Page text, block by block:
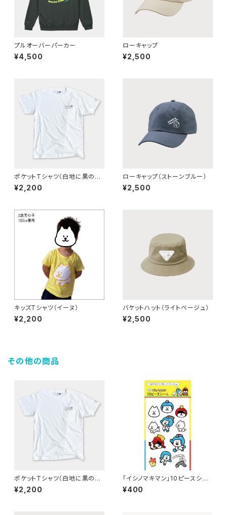
プルオーバーパーカー
¥4,500
ローキャップ
¥2,500
ポケットTシャツ（白地に黒のデ
ザイン）
¥2,200
ローキャップ（ストーンブルー）
¥2,500
キッズTシャツ（イーヌ）
¥2,200
バケットハット（ライトベージュ）
¥2,500
その他の商品
ポケットTシャツ（白地に黒のデ
ザイン）
¥2,200
「イシノマキマン」10ピースシー
ル
¥400